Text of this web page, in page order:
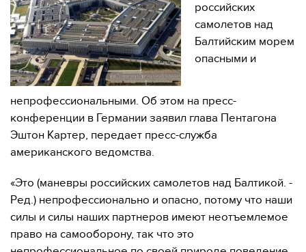
российских
самолетов над
Балтийским морем
опасными и
непрофессиональными. Об этом на пресс-
конференции в Германии заявил глава Пентагона
Эштон Картер, передает пресс-служба
американского ведомства.
«Это (маневры российских самолетов над Балтикой. -
Ред.) непрофессионально и опасно, потому что наши
силы и силы наших партнеров имеют неотъемлемое
право на самооборону, так что это